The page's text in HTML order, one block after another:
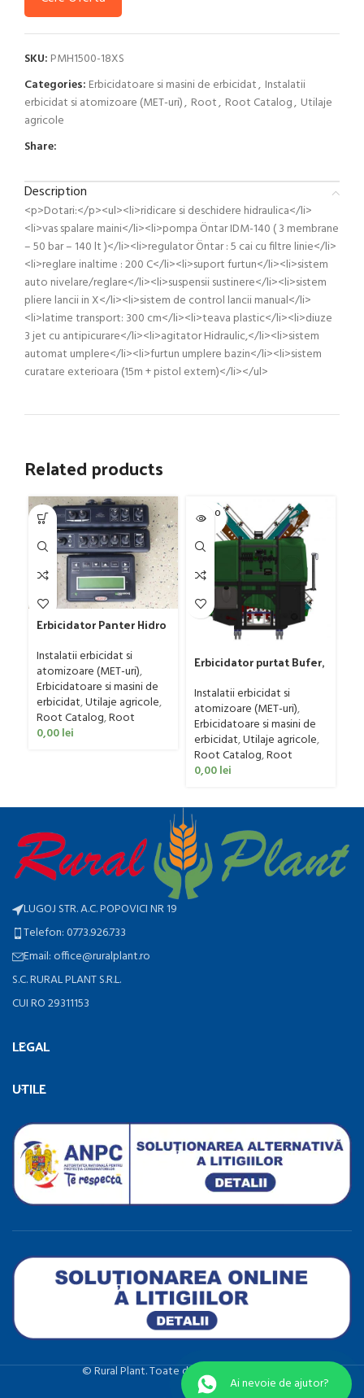
SKU: PMH1500-18XS
Categories: Erbicidatoare si masini de erbicidat, Instalatii
erbicidat si atomizoare (MET-uri), Root, Root Catalog, Utilaje
agricole
Share:
Description
<p>Dotari:</p><ul><li>ridicare si deschidere hidraulica</li>
<li>vas spalare maini</li><li>pompa Öntar IDM-140 ( 3 membrane
– 50 bar – 140 lt )</li><li>regulator Öntar : 5 cai cu filtre linie</li>
<li>reglare inaltime : 200 C</li><li>suport furtun</li><li>sistem
auto nivelare/reglare</li><li>suspensii sustinere</li><li>sistem
pliere lancii in X</li><li>sistem de control lancii manual</li>
<li>latime transport: 300 cm</li><li>teava plastic</li><li>diuze
3 jet cu antipicurare</li><li>agitator Hidraulic,</li><li>sistem
automat umplere</li><li>furtun umplere bazin</li><li>sistem
curatare exterioara (15m + pistol extern)</li></ul>
Related products
Erbicidator Panter Hidro
duze trijet, ridicare si
deschidere hidraulica,
filtre linie
Instalatii erbicidat si
atomizoare (MET-uri),
Erbicidatoare si masini de
erbicidat,Utilaje agricole,
Root Catalog,Root
0,00lei
SOLD O
UT
Erbicidator purtat Bufer,
litri, lance 18 m in X,
deschidere si ridicare
hidraulica, latime de
transport 3m, trijet
Instalatii erbicidat si
atomizoare (MET-uri),
Erbicidatoare si masini de
erbicidat,Utilaje agricole,
Root Catalog,Root
0,00lei
LUGOJ STR. A.C. POPOVICI NR 19
Telefon: 0773.926.733
Email: office@ruralplant.ro
S.C. RURAL PLANT S.R.L.
CUI RO 29311153
LEGAL
UTILE
©️ Rural Plant. Toate drepturile rezervate.
Ai nevoie de ajutor?